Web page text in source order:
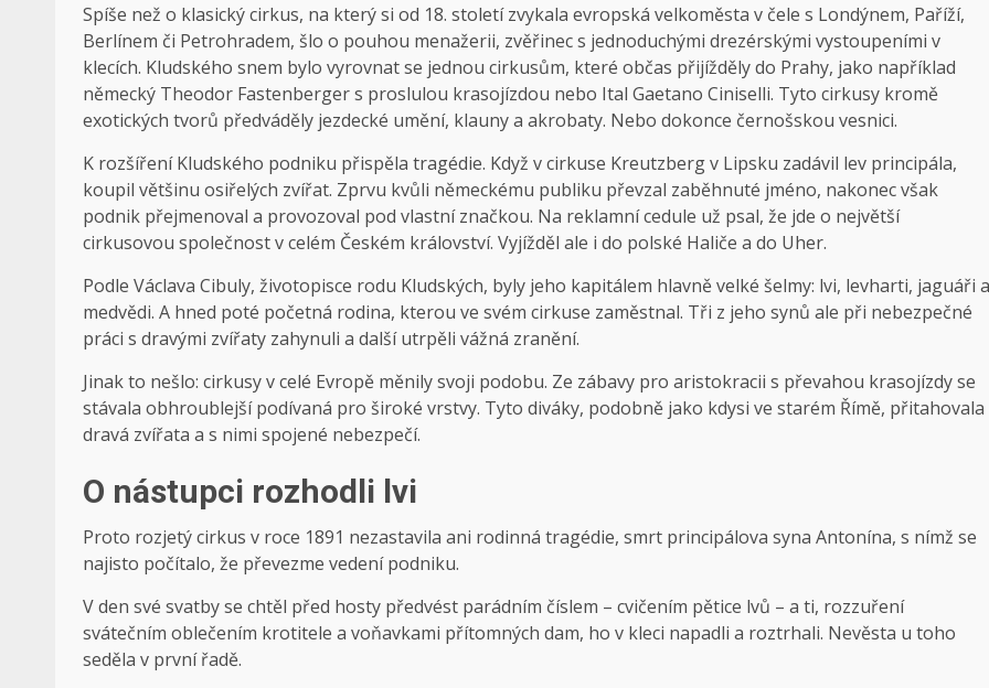
Spíše než o klasický cirkus, na který si od 18. století zvykala evrop­ská velkoměsta v čele s Londýnem, Paříží,
Berlínem či Petrohradem, šlo o pouhou menažerii, zvěřinec s jednoduchými drezérskými vystoupeními v
klecích. Kludského snem bylo vyrovnat se jednou cirkusům, které občas přijížděly do Prahy, jako například
německý Theodor Fastenberger s proslulou krasojízdou nebo Ital Gaetano Ciniselli. Tyto cirkusy kromě
exotických tvorů předváděly jezdecké umění, klauny a akrobaty. Nebo dokonce černošskou vesnici.
K rozšíření Kludského podniku přispěla tragédie. Když v cirkuse Kreutzberg v Lipsku zadávil lev principála,
koupil většinu osiřelých zvířat. Zprvu kvůli německému publiku převzal zaběhnuté jméno, nakonec však
podnik přejmenoval a provozoval pod vlastní značkou. Na reklamní cedule už psal, že jde o největší
cirkusovou společnost v celém Českém království. Vyjížděl ale i do polské Haliče a do Uher.
Podle Václava Cibuly, životopisce rodu Kludských, byly jeho kapitálem hlavně velké šelmy: lvi, levharti, jaguáři a
medvědi. A hned poté početná rodina, kterou ve svém cirkuse zaměstnal. Tři z jeho synů ale při nebezpečné
práci s dravými zvířaty zahynuli a další utrpěli vážná zranění.
Jinak to nešlo: cirkusy v celé Evropě měnily svoji podobu. Ze zábavy pro aristokracii s převahou krasojízdy se
stávala obhroublejší podívaná pro široké vrstvy. Tyto diváky, podobně jako kdysi ve starém Římě, přitahovala
dravá zvířata a s nimi spojené nebezpečí.
O nástupci rozhodli lvi
Proto rozjetý cirkus v roce 1891 ne­za­stavila ani rodinná tragédie, smrt principálova syna Antonína, s nímž se
najisto počítalo, že převezme vedení podniku.
V den své svatby se chtěl před hosty předvést parádním číslem – cvičením pětice lvů – a ti, rozzuření
svátečním oblečením krotitele a voňavkami přítomných dam, ho v kleci napadli a roztrhali. Nevěsta u toho
seděla v první řadě.